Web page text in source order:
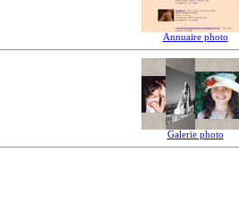
Annuaire photo
Galerie photo